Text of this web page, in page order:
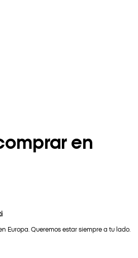
en
Europa. Queremos estar siempre a tu lado.